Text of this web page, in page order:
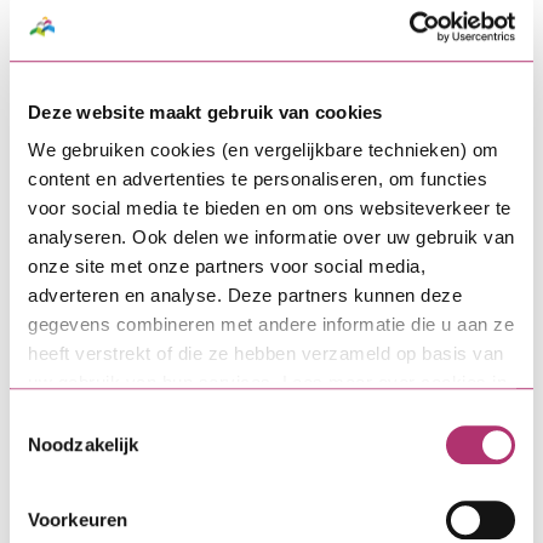
Deze website maakt gebruik van cookies
We gebruiken cookies (en vergelijkbare technieken) om
content en advertenties te personaliseren, om functies
voor social media te bieden en om ons websiteverkeer te
analyseren. Ook delen we informatie over uw gebruik van
onze site met onze partners voor social media,
adverteren en analyse. Deze partners kunnen deze
gegevens combineren met andere informatie die u aan ze
heeft verstrekt of die ze hebben verzameld op basis van
Noodzakelijk
Voorkeuren
Foto door Marjan Sins Fotografie©
Bert van de Weerd (SVn), Simone van de Kuit
(Stichting OpMaat), Hans Meurs (VORM)
Ook interessant:
gemeenten